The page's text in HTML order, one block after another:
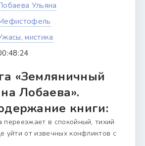
Ульяна
мистика
«Земляничный
Лобаева».
книги:
переезжает в спокойный, тихий
уйти от извечных конфликтов с